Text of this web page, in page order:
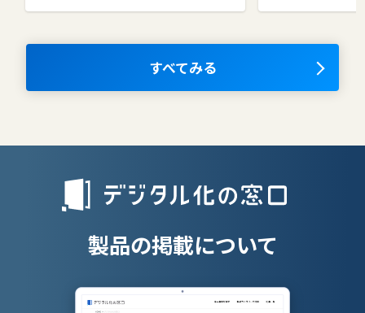
コラボレーションツール
ナレッジマネジメントツール
タレントマ
OKRツール
授業支援シス
すべてみる
製品の掲載について